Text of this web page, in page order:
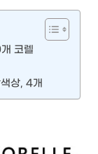
코렐
상, 4개